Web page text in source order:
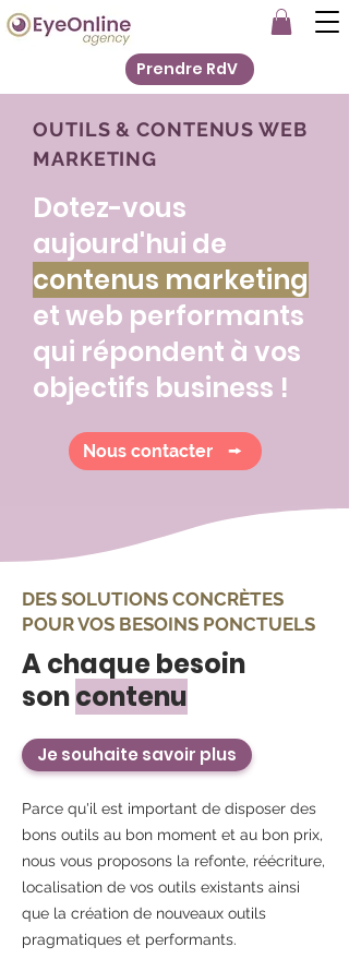
Prendre RdV
OUTILS & CONTENUS WEB
MARKETING
Dotez-vous
aujourd'hui de
contenus marketing
et web performants
qui répondent à vos
objectifs business !
Nous contacter
DES SOLUTIONS CONCRÈTES
POUR VOS BESOINS PONCTUELS
A chaque besoin
soncontenu
Je souhaite savoir plus
Parce qu'il est important de disposer des
bons outils au bon moment et au bon prix,
nous vous proposons la refonte, réécriture,
localisation de vos outils existants ainsi
que la création de nouveaux outils
pragmatiques et performants.